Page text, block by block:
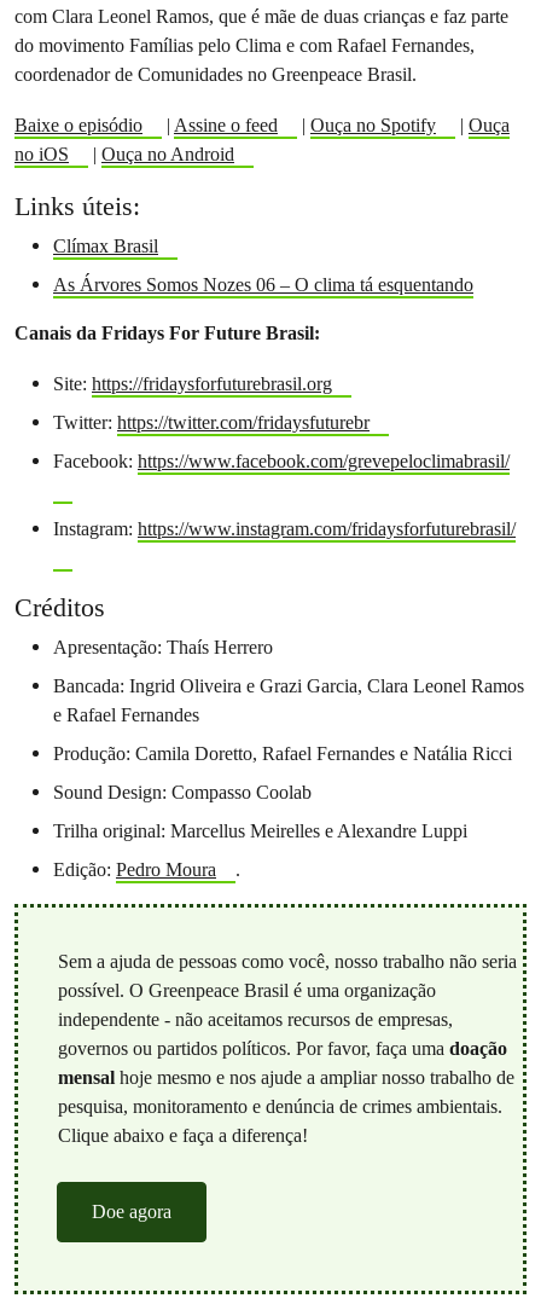
com Clara Leonel Ramos, que é mãe de duas crianças e faz parte
do movimento Famílias pelo Clima e com Rafael Fernandes,
coordenador de Comunidades no Greenpeace Brasil.
Baixe o episódio | Assine o feed | Ouça no Spotify | Ouça
no iOS
| Ouça no Android
Links úteis:
Clímax Brasil
As Árvores Somos Nozes 06 – O clima tá esquentando
Canais da Fridays For Future Brasil:
Site: https://fridaysforfuturebrasil.org
Twitter: https://twitter.com/fridaysfuturebr
Facebook: https://www.facebook.com/grevepeloclimabrasil/
Instagram: https://www.instagram.com/fridaysforfuturebrasil/
Créditos
Apresentação: Thaís Herrero
Bancada: Ingrid Oliveira e Grazi Garcia, Clara Leonel Ramos
e Rafael Fernandes
Produção: Camila Doretto, Rafael Fernandes e Natália Ricci
Sound Design: Compasso Coolab
Trilha original: Marcellus Meirelles e Alexandre Luppi
Edição: Pedro Moura .
Sem a ajuda de pessoas como você, nosso trabalho não seria
possível. O Greenpeace Brasil é uma organização
independente - não aceitamos recursos de empresas,
governos ou partidos políticos. Por favor, faça uma doação
mensalhoje mesmo e nos ajude a ampliar nosso trabalho de
pesquisa, monitoramento e denúncia de crimes ambientais.
Clique abaixo e faça a diferença!
Doe agora